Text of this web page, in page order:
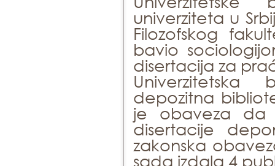
univerziteta u
Filozofskog
bavio
disertacija za
Univerzitetska
depozitna
je obaveza da
disertacije
zakonska
sada izdala 4